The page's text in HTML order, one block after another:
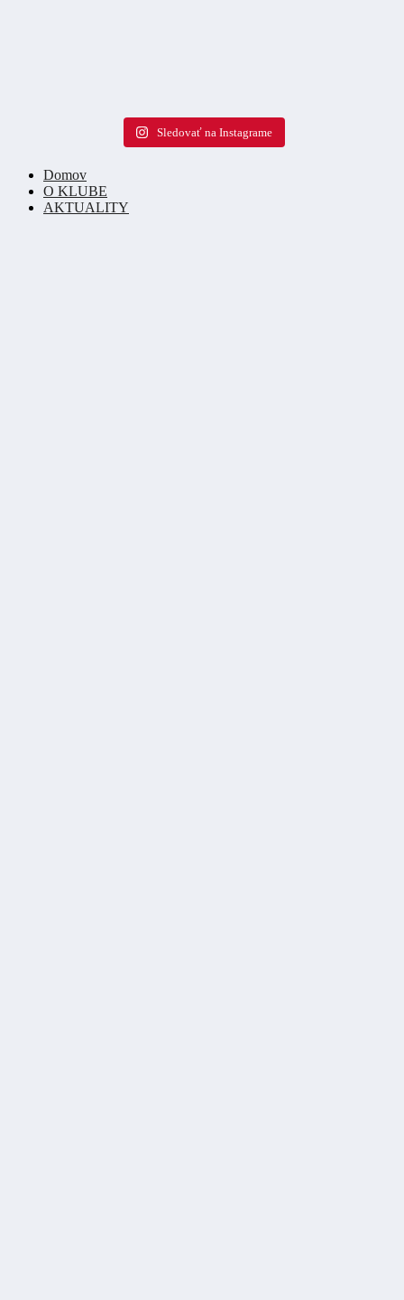
Sledovať na Instagrame
Domov
O KLUBE
AKTUALITY